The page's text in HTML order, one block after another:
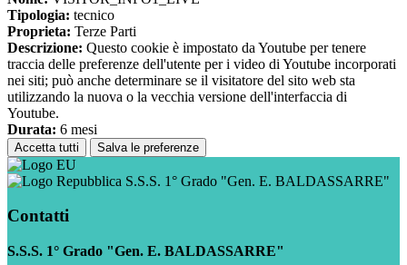
Tipologia: tecnico
Proprieta: Terze Parti
Descrizione: Questo cookie è impostato da Youtube per tenere
traccia delle preferenze dell'utente per i video di Youtube incorporati
nei siti; può anche determinare se il visitatore del sito web sta
utilizzando la nuova o la vecchia versione dell'interfaccia di
Youtube.
Durata: 6 mesi
Accetta tutti Salva le preferenze
S.S.S. 1° Grado "Gen. E. BALDASSARRE"
Contatti
S.S.S. 1° Grado "Gen. E. BALDASSARRE"